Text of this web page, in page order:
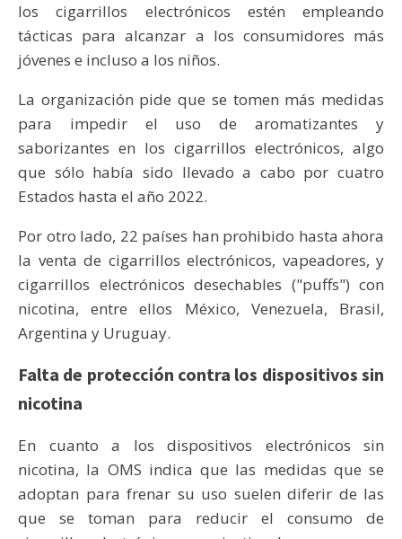
los cigarrillos electrónicos estén empleando
tácticas para alcanzar a los consumidores más
jóvenes e incluso a los niños.
La organización pide que se tomen más medidas
para impedir el uso de aromatizantes y
saborizantes en los cigarrillos electrónicos, algo
que sólo había sido llevado a cabo por cuatro
Estados hasta el año 2022.
Por otro lado, 22 países han prohibido hasta ahora
la venta de cigarrillos electrónicos, vapeadores, y
cigarrillos electrónicos desechables ("puffs") con
nicotina, entre ellos México, Venezuela, Brasil,
Argentina y Uruguay.
Falta de protección contra los dispositivos sin
nicotina
En cuanto a los dispositivos electrónicos sin
nicotina, la OMS indica que las medidas que se
adoptan para frenar su uso suelen diferir de las
que se toman para reducir el consumo de